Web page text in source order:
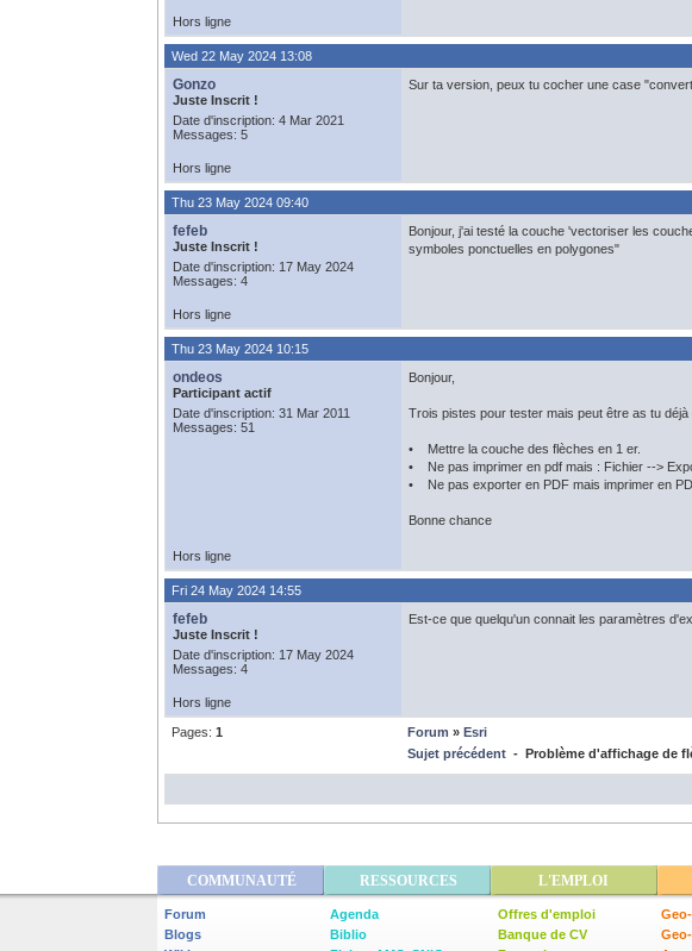
Hors ligne
Wed 22 May 2024 13:08
Gonzo
Juste Inscrit !
Date d'inscription: 4 Mar 2021
Messages: 5
Sur ta version, peux tu cocher une case
Hors ligne
Thu 23 May 2024 09:40
fefeb
Juste Inscrit !
Date d'inscription: 17 May 2024
Messages: 4
Bonjour, j'ai testé la couche 'vectoriser les
symboles ponctuelles en polygones"
Hors ligne
Thu 23 May 2024 10:15
ondeos
Participant actif
Date d'inscription: 31 Mar 2011
Messages: 51
Bonjour,
Trois pistes pour tester mais peut être as tu
• Mettre la couche des flèches en 1 er.
• Ne pas imprimer en pdf mais : Fichier -->
• Ne pas exporter en PDF mais imprimer en
Bonne chance
Hors ligne
Fri 24 May 2024 14:55
fefeb
Juste Inscrit !
Date d'inscription: 17 May 2024
Messages: 4
Est-ce que quelqu'un connait les paramètres
Hors ligne
Pages: 1 Forum » Esri
Sujet précédent - Problème d'affichage de
COMMUNAUTÉ RESSOURCES L'EMPLOI
Forum
Blogs
Agenda
Biblio
Offres d'emploi
Banque de CV